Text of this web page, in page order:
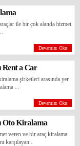
Günlük
ile bir çok alanda hizmet
Devamını Oku
a Car
şirketleri arasında yer
...
Devamını Oku
Oto Kiralama
veren ve bir araç kiralama
karşılayan...